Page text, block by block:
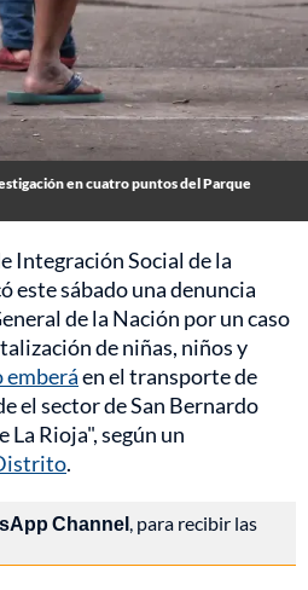
en cuatro puntos del Parque
Integración Social de la
este sábado una denuncia
de la Nación por un caso
de niñas, niños y
emberáen el transporte de
el sector de San Bernardo
La Rioja", según un
.
Channel, para recibir las